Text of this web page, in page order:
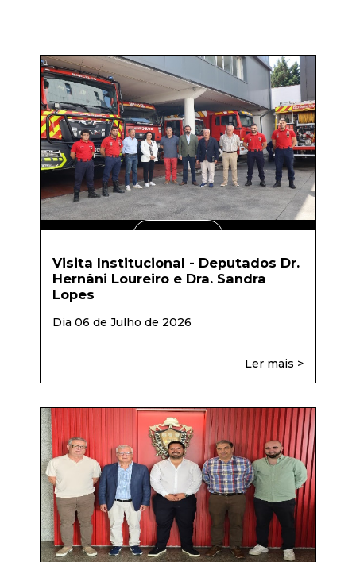
Visita Institucional - Deputados Dr.
Hernâni Loureiro e Dra. Sandra
Lopes
Dia 06 de Julho de 2026
Ler mais >